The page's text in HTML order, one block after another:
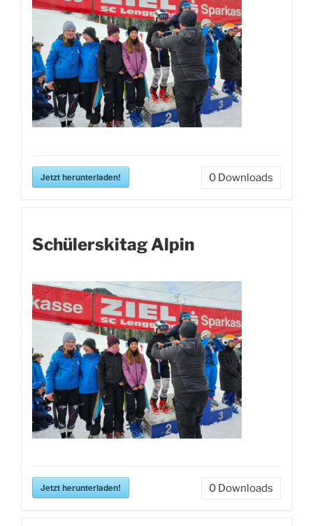
Jetzt herunterladen! 0 Downloads
Schülerskitag Alpin
Jetzt herunterladen! 0 Downloads